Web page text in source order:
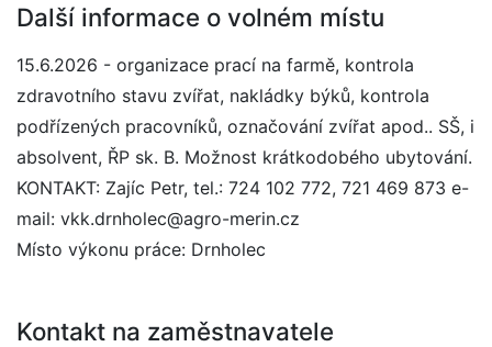
Další informace o volném místu
15.6.2026 - organizace prací na farmě, kontrola
zdravotního stavu zvířat, nakládky býků, kontrola
podřízených pracovníků, označování zvířat apod.. SŠ, i
absolvent, ŘP sk. B. Možnost krátkodobého ubytování.
KONTAKT: Zajíc Petr, tel.: 724 102 772, 721 469 873 e-
mail: vkk.drnholec@agro-merin.cz
Místo výkonu práce: Drnholec
Kontakt na zaměstnavatele